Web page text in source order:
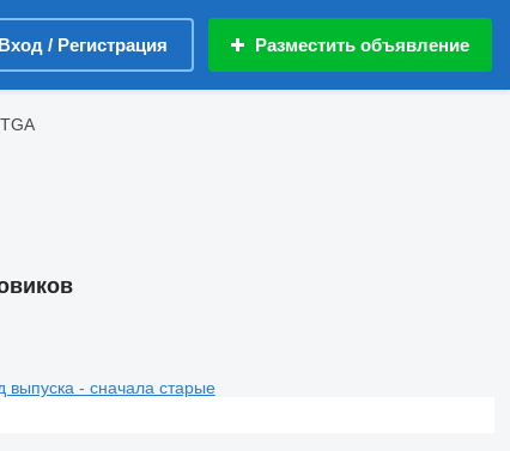
Вход / Регистрация Разместить объявление
выпуска - сначала старые